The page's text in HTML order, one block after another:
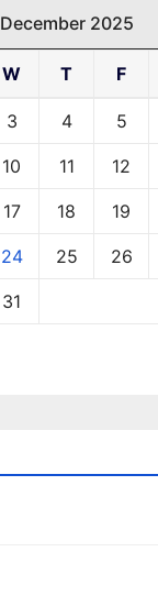
December 2025
W T F
3 4 5
10 11 12
17 18 19
24 25 26
31